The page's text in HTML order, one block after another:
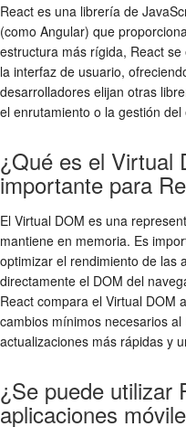
React es una librería de
(como Angular) que
estructura más rígida, React
la interfaz de usuario,
desarrolladores elijan otras
el enrutamiento o la gestión del
¿Qué es el Virtual
importante para
El Virtual DOM es una
mantiene en memoria. Es
optimizar el rendimiento de las
directamente el DOM del
React compara el Virtual DOM
cambios mínimos necesarios
actualizaciones más rápidas y
¿Se puede utilizar
aplicaciones